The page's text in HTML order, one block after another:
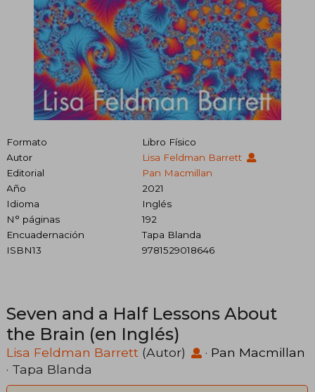
Formato
Libro Físico
Autor
Lisa Feldman Barrett
Editorial
Pan Macmillan
Año
2021
Idioma
Inglés
N° páginas
192
Encuadernación
Tapa Blanda
ISBN13
9781529018646
Seven and a Half Lessons About
the Brain (en Inglés)
Lisa Feldman Barrett (Autor) · Pan Macmillan
· Tapa Blanda